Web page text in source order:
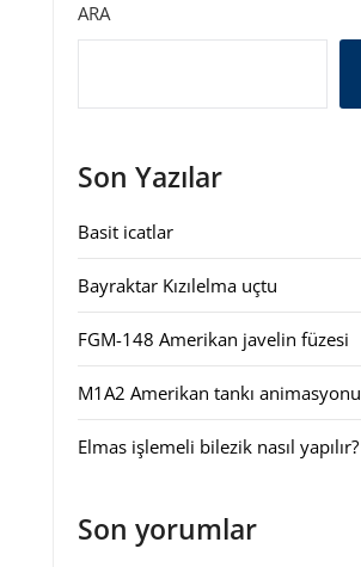
ARA
Son Yazılar
Basit icatlar
Bayraktar Kızılelma uçtu
FGM-148 Amerikan javelin füzesi
M1A2 Amerikan tankı animasyonu
Elmas işlemeli bilezik nasıl yapılır?
Son yorumlar